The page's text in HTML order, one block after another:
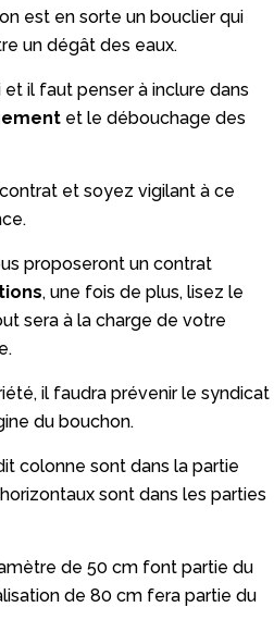
est en sorte un bouclier qui
un dégât des eaux.
et il faut penser à inclure dans
et le débouchage des
et soyez vigilant à ce
proposeront un contrat
, une fois de plus, lisez le
sera à la charge de votre
il faudra prévenir le syndicat
du bouchon.
colonne sont dans la partie
sont dans les parties
de 50 cm font partie du
de 80 cm fera partie du